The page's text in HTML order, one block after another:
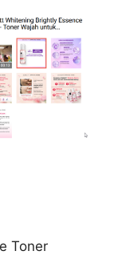
Toner